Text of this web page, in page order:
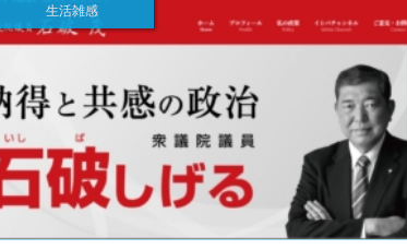
生活雑感